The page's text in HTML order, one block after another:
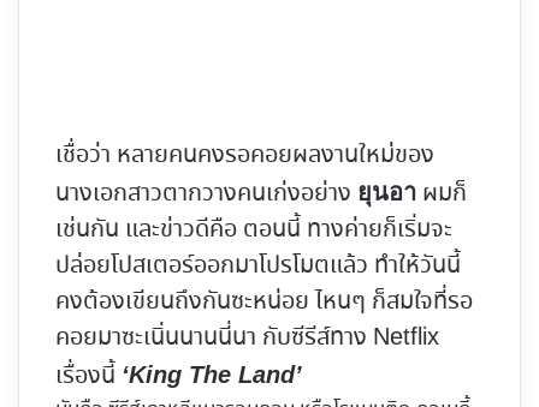
เชื่อว่า หลายคนคงรอคอยผลงานใหม่ของ
นางเอกสาวตากวางคนเก่งอย่าง ยุนอา ผมก็
เช่นกัน และข่าวดีคือ ตอนนี้ ทางค่ายก็เริ่มจะ
ปล่อยโปสเตอร์ออกมาโปรโมตแล้ว ทำให้วันนี้
คงต้องเขียนถึงกันซะหน่อย ไหนๆ ก็สมใจที่รอ
คอยมาซะเนิ่นนานนี่นา กับซีรีส์ทาง Netflix
เรื่องนี้ ‘King The Land’